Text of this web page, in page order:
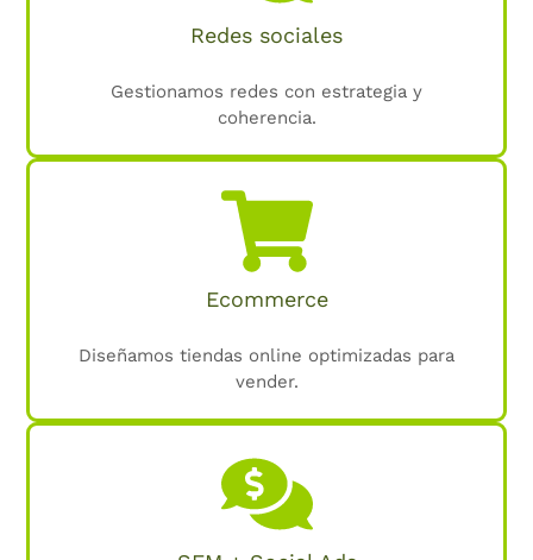
Redes sociales
Gestionamos redes con estrategia y
coherencia.
Ecommerce
Diseñamos tiendas online optimizadas para
vender.